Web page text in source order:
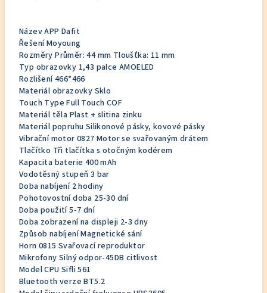
Název APP Dafit
Řešení Moyoung
Rozměry Průměr: 44 mm Tloušťka: 11 mm
Typ obrazovky 1,43 palce AMOELED
Rozlišení 466*466
Materiál obrazovky Sklo
Touch Type Full Touch COF
Materiál těla Plast + slitina zinku
Materiál popruhu Silikonové pásky, kovové pásky
Vibrační motor 0827 Motor se svařovaným drátem
Tlačítko Tři tlačítka s otočným kodérem
Kapacita baterie 400 mAh
Vodotěsný stupeň 3 bar
Doba nabíjení 2 hodiny
Pohotovostní doba 25-30 dní
Doba použití 5-7 dní
Doba zobrazení na displeji 2-3 dny
Způsob nabíjení Magnetické sání
Horn 0815 Svařovací reproduktor
Mikrofony Silný odpor-45DB citlivost
Model CPU Sifli 561
Bluetooth verze BT5.2